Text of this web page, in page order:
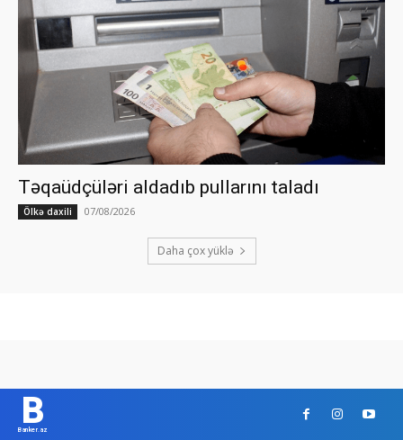
Təqaüdçüləri aldadıb pullarını taladı
Ölkə daxili 07/08/2026
Daha çox yüklə
B
Banker.az